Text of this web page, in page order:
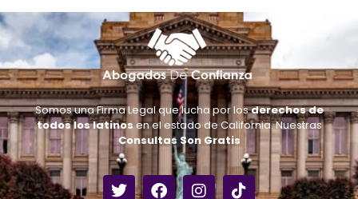
Somos una Firma Legal que lucha por losderechos de
todos los latinosen el estado de California. Nuestras
Consultas Son Gratis